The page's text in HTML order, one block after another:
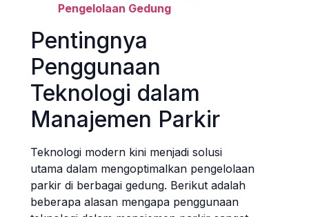
Pengelolaan Gedung
Pentingnya
Penggunaan
Teknologi dalam
Manajemen Parkir
Teknologi modern kini menjadi solusi
utama dalam mengoptimalkan pengelolaan
parkir di berbagai gedung. Berikut adalah
beberapa alasan mengapa penggunaan